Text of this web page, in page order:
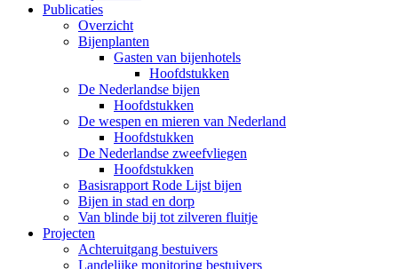
Publicaties
Overzicht
Bijenplanten
Gasten van bijenhotels
Hoofdstukken
De Nederlandse bijen
Hoofdstukken
De wespen en mieren van Nederland
Hoofdstukken
De Nederlandse zweefvliegen
Hoofdstukken
Basisrapport Rode Lijst bijen
Bijen in stad en dorp
Van blinde bij tot zilveren fluitje
Projecten
Achteruitgang bestuivers
Landelijke monitoring bestuivers